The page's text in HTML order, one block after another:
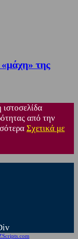
της
από την
Σχετικά με